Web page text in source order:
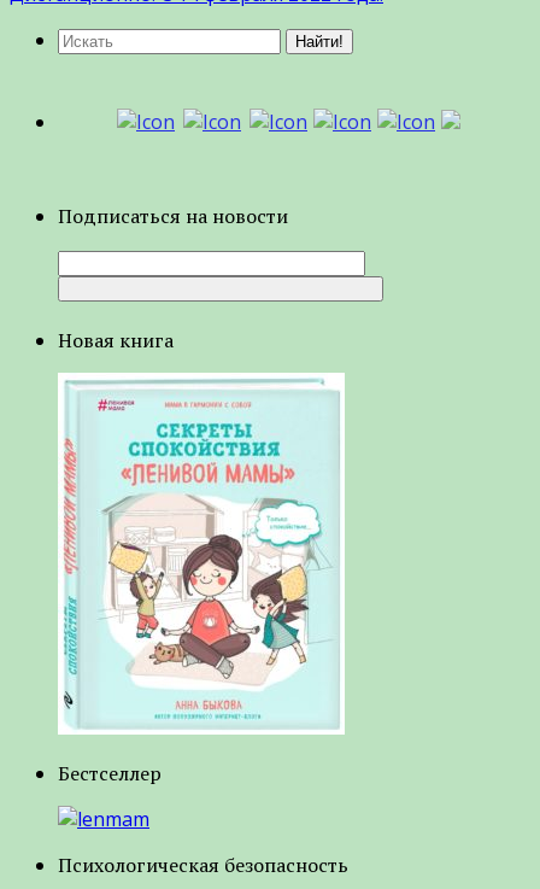
Подписаться на новости
Новая книга
Бестселлер
Психологическая безопасность